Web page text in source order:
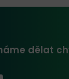
dělat